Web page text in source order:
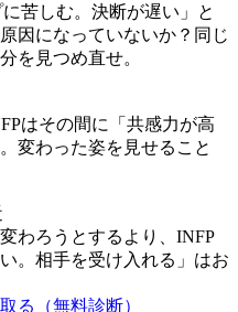
苦しむ。決断が遅い」と
因になっていないか？同じ
を見つめ直せ。
はその間に「共感力が高
変わった姿を見せること
わろうとするより、INFP
。相手を受け入れる」はお
る（無料診断）